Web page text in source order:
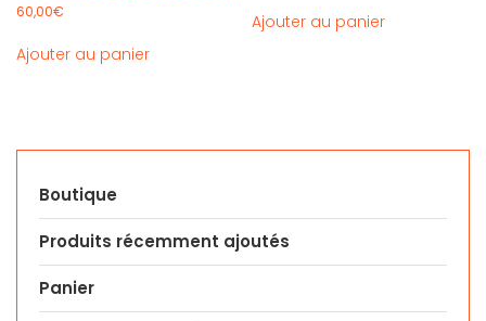
60,00€
Ajouter au panier
Ajouter au panier
Boutique
Produits récemment ajoutés
Panier